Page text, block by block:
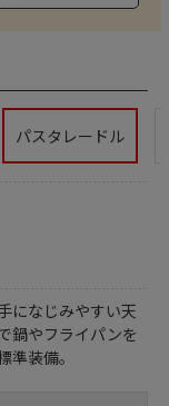
パスタレードル
になじみやすい天
鍋やフライパンを
準装備｡